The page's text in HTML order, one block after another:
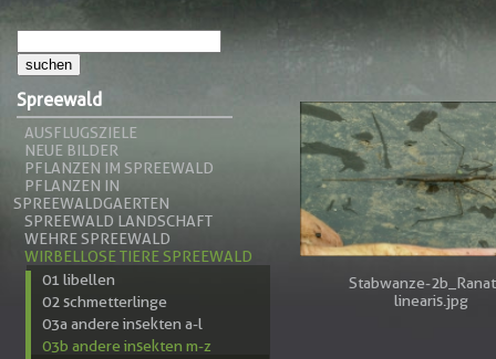
Spreewald
AUSFLUGSZIELE
NEUE BILDER
PFLANZEN IM SPREEWALD
PFLANZEN IN
SPREEWALDGAERTEN
SPREEWALD LANDSCHAFT
WEHRE SPREEWALD
WIRBELLOSE TIERE SPREEWALD
01 libellen
02 schmetterlinge
03a andere insekten a-l
03b andere insekten m-z
Stabwanze-
linearis.jpg